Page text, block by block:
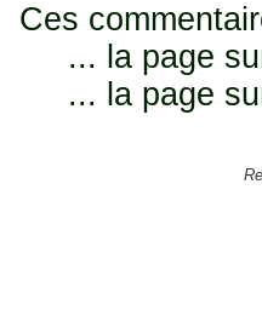
Ces
... la page
... la page